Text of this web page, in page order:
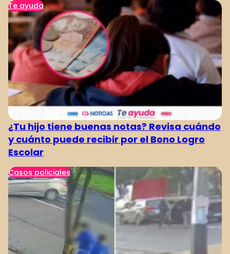
Te ayuda
¿Tu hijo tiene buenas notas? Revisa cuándo
y cuánto puede recibir por el Bono Logro
Escolar
Casos policiales